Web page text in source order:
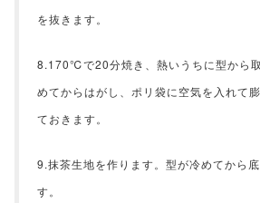
を抜きます。
8.170℃で20分焼き、熱いうちに型から
めてからはがし、ポリ袋に空気を入れて
ておきます。
9.抹茶生地を作ります。型が冷めてから
す。